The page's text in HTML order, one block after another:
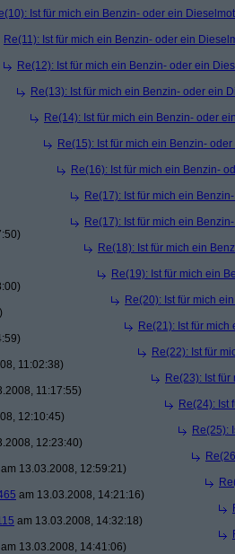
Ist für mich ein Benzin- oder ein
Re(11): Ist für mich ein Benzin- oder ein
Re(12): Ist für mich ein Benzin- oder ein
Re(13): Ist für mich ein Benzin- oder ein
Re(14): Ist für mich ein Benzin- oder
Re(15): Ist für mich ein Benzin-
Re(16): Ist für mich ein Benzin-
Re(17): Ist für mich ein
Re(17): Ist für mich ein
Re(18): Ist für mich ein
Re(19): Ist für mich ein
Re(20): Ist für mich
Re(21): Ist für
Re(22): Ist für
11:02:38)
Re(23): Ist
11:17:55)
Re(24): Ist
12:10:45)
Re(25):
12:23:40)
am 13.03.2008, 12:59:21)
am 13.03.2008, 14:21:16)
am 13.03.2008, 14:32:18)
am 13.03.2008, 14:41:06)